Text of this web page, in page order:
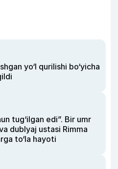
yo‘l qurilishi bo‘yicha
tug‘ilgan edi”. Bir umr
dublyaj ustasi Rimma
to‘la hayoti